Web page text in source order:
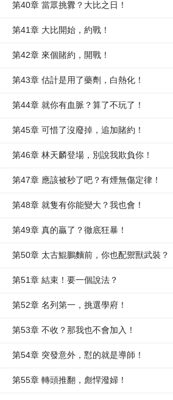
第40章 當眾挑釁？大比之日！
第41章 大比開始，約戰！
第42章 來個賭約，開戰！
第43章 估計是用了藥劑，白熱化！
第44章 就你有血脈？算了不玩了！
第45章 可惜了沒廢掉，追加賭約！
第46章 林天麟登場，別說我欺負你！
第47章 應該被秒了吧？有煙無傷定律！
第48章 就隻有你能變大？我也會！
第49章 真的贏了？徹底狂暴！
第50章 太古鯤鵬麵前，你也配禦獸武裝？
第51章 結束！要一個說法？
第52章 名列第一，挑選學府！
第53章 不收？那我也不會加入！
第54章 突發意外，懟的就是導師！
第55章 轉頭推翻，彪悍潑婦！